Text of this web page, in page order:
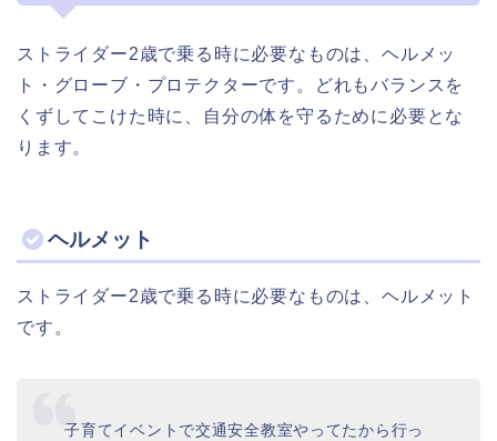
ストライダー2歳で乗る時に必要なものは、ヘルメッ
ト・グローブ・プロテクターです。どれもバランスを
くずしてこけた時に、自分の体を守るために必要とな
ります。
ヘルメット
ストライダー2歳で乗る時に必要なものは、ヘルメット
です。
子育てイベントで交通安全教室やってたから行っ